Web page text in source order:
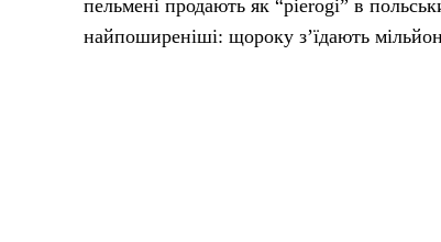
пельмені продають як “pierogi” в
найпоширеніші: щороку з’їдають